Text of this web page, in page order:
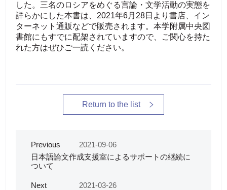
した。三名のロシアをめぐる言論・文学活動の実態を
詳らかにした本書は、2021年6月28日より書店、イン
ターネット通販などで販売されます。本学附属中央図
書館にもすでに配架されていますので、ご関心を持た
れた方はぜひご一読ください。
Return to the list
Previous
2021-09-06
日本語論文作成支援室によるサポートの継続に
ついて
Next
2021-03-26